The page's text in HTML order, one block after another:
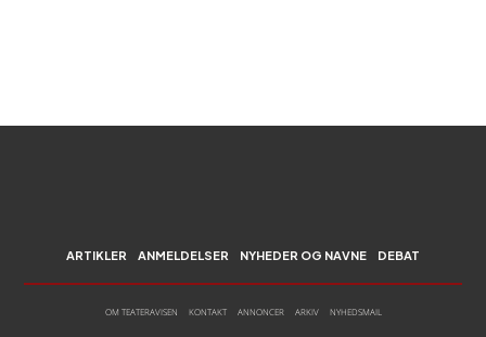
ARTIKLER ANMELDELSER NYHEDER OG NAVNE DEBAT
OM TEATERAVISEN KONTAKT ANNONCER ARKIV NYHEDSMAIL